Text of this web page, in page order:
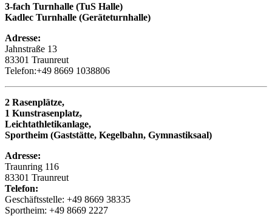
3-fach Turnhalle (TuS Halle)
Kadlec Turnhalle (Geräteturnhalle)
Adresse:
Jahnstraße 13
83301 Traunreut
Telefon:+49 8669 1038806
2 Rasenplätze,
1 Kunstrasenplatz,
Leichtathletikanlage,
Sportheim (Gaststätte, Kegelbahn, Gymnastiksaal)
Adresse:
Traunring 116
83301 Traunreut
Telefon:
Geschäftsstelle: +49 8669 38335
Sportheim: +49 8669 2227